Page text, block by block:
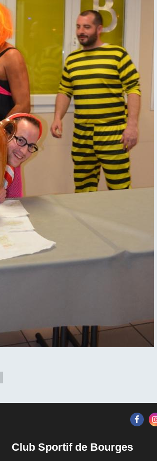
Club Sportif de Bourges